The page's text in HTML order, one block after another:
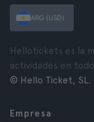
ARG (USD)
Hellotickets es la
actividades en
© Hello Ticket, SL.
Empresa